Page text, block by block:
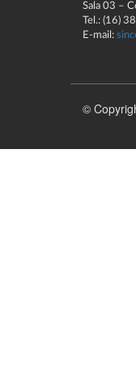
Sala 03 –
Tel.: (16)
E-mail:
©